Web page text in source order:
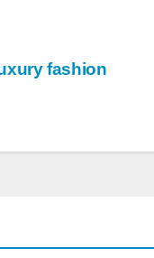
fashion